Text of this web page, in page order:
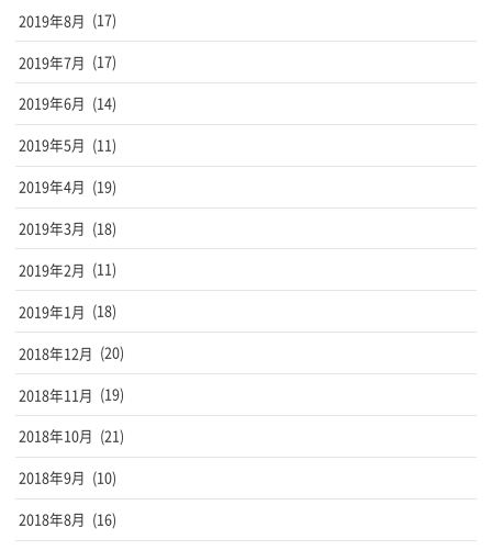
2019年8月 (17)
2019年7月 (17)
2019年6月 (14)
2019年5月 (11)
2019年4月 (19)
2019年3月 (18)
2019年2月 (11)
2019年1月 (18)
2018年12月 (20)
2018年11月 (19)
2018年10月 (21)
2018年9月 (10)
2018年8月 (16)